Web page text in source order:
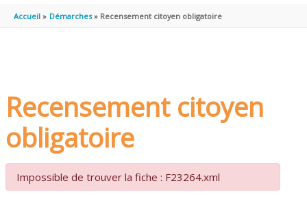
PRINCIPAL
Accueil Démarches Recensement citoyen obligatoire
Recensement citoyen
obligatoire
Impossible de trouver la fiche : F23264.xml